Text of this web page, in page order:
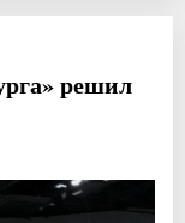
решил